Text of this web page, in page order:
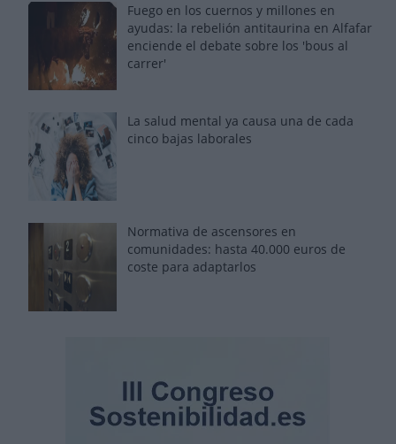
Fuego en los cuernos y millones en
ayudas: la rebelión antitaurina en Alfafar
enciende el debate sobre los 'bous al
carrer'
La salud mental ya causa una de cada
cinco bajas laborales
Normativa de ascensores en
comunidades: hasta 40.000 euros de
coste para adaptarlos